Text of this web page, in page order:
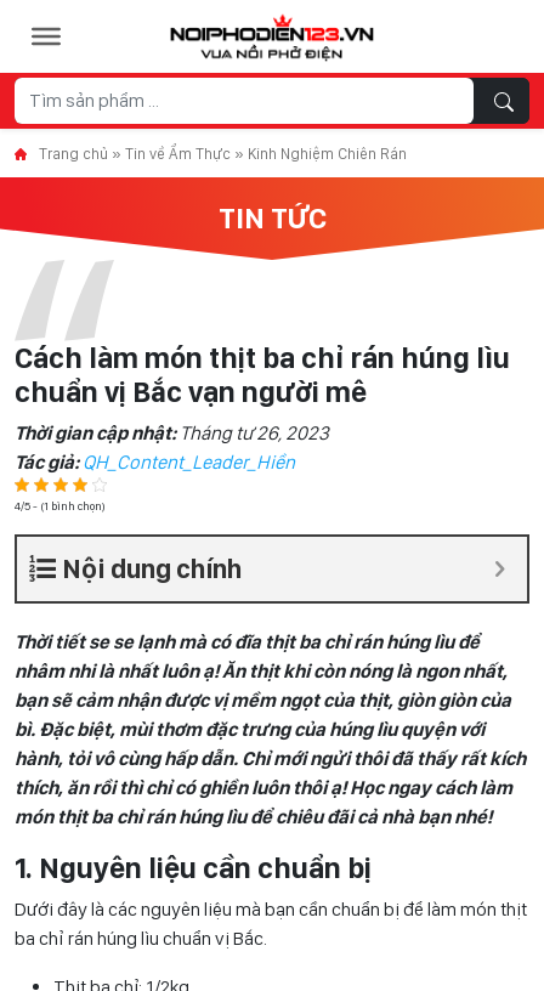
Trang chủ » Tin về Ẩm Thực » Kinh Nghiệm Chiên Rán
TIN TỨC
Cách làm món thịt ba chỉ rán húng lìu
chuẩn vị Bắc vạn người mê
Thời gian cập nhật: Tháng tư 26, 2023
Tác giả:QH_Content_Leader_Hiền
4/5 - (1 bình chọn)
Nội dung chính
Thời tiết se se lạnh mà có đĩa thịt ba chỉ rán húng lìu để
nhâm nhi là nhất luôn ạ! Ăn thịt khi còn nóng là ngon nhất,
bạn sẽ cảm nhận được vị mềm ngọt của thịt, giòn giòn của
bì. Đặc biệt, mùi thơm đặc trưng của húng lìu quyện với
hành, tỏi vô cùng hấp dẫn. Chỉ mới ngửi thôi đã thấy rất kích
thích, ăn rồi thì chỉ có ghiền luôn thôi ạ! Học ngay cách làm
món thịt ba chỉ rán húng lìu để chiêu đãi cả nhà bạn nhé!
1. Nguyên liệu cần chuẩn bị
Dưới đây là các nguyên liệu mà bạn cần chuẩn bị để làm món thịt
ba chỉ rán húng lìu chuẩn vị Bắc.